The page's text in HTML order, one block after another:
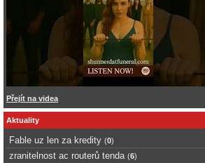
Přejít na videa
Aktuality
Fable uz len za kredity (0)
zranitelnost ac routerů tenda (6)